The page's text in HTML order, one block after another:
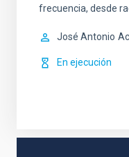
frecuencia, desde
José Antonio
En ejecución